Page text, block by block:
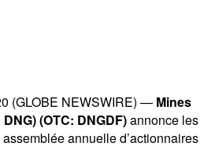
(GLOBE NEWSWIRE) — Mines
(OTC: DNGDF)annonce les
annuelle d’actionnaires